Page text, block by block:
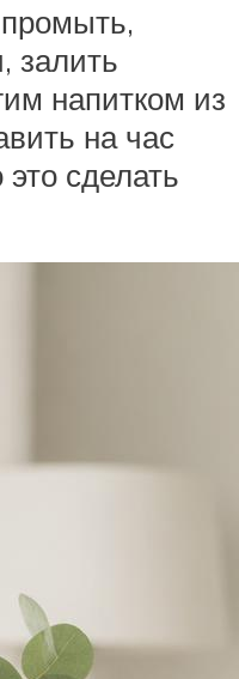
залить
напитком из
на час
сделать